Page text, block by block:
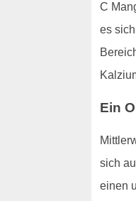
C
es
Ein
sich
einen